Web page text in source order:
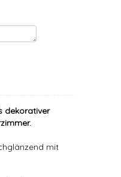
dekorativer
mit